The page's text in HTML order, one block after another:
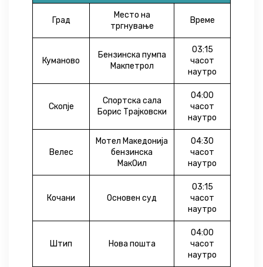
Град
Место на
тргнување
Време
Куманово
Бензинска пумпа
Макпетрол
03:15
часот
наутро
Скопје
Спортска сала
Борис Трајковски
04:00
часот
наутро
Велес
Мотел Македонија
бензинска
МакОил
04:30
часот
наутро
Кочани Основен суд
03:15
часот
наутро
Штип Нова пошта
04:00
часот
наутро